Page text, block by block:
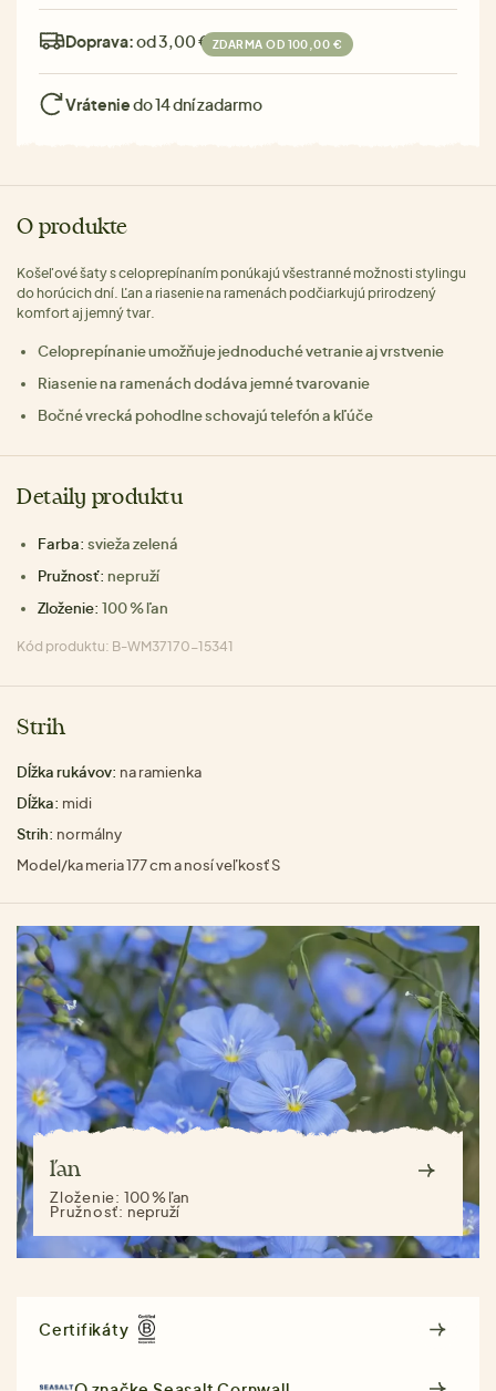
Doprava:od 3,00 € ZDARMA OD 100,00 €
Vráteniedo 14 dní zadarmo
O produkte
Košeľové šaty s celoprepínaním ponúkajú všestranné možnosti stylingu
do horúcich dní. Ľan a riasenie na ramenách podčiarkujú prirodzený
komfort aj jemný tvar.
Celoprepínanie umožňuje jednoduché vetranie aj vrstvenie
Riasenie na ramenách dodáva jemné tvarovanie
Bočné vrecká pohodlne schovajú telefón a kľúče
Detaily produktu
Farba: svieža zelená
Pružnosť: nepruží
Zloženie: 100 % ľan
Kód produktu: B-WM37170-15341
Strih
Dĺžka rukávov: na ramienka
Dĺžka: midi
Strih: normálny
Model/ka meria 177 cm a nosí veľkosť S
ľan
Zloženie: 100 % ľan
Pružnosť: nepruží
Certifikáty